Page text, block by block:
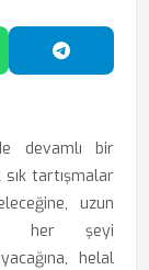
Paylaş
devamlı bir
sık tartışmalar
uzun
her şeyi
helal